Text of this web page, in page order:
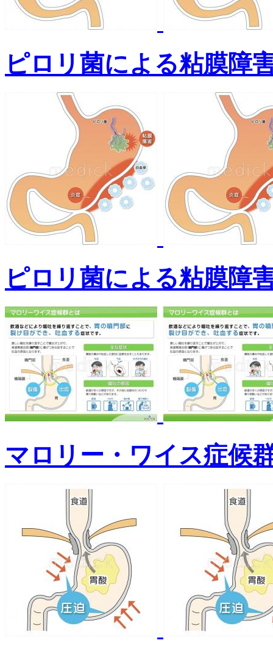
ピロリ菌による粘膜障
ピロリ菌による粘膜障
マロリー・ワイス症候